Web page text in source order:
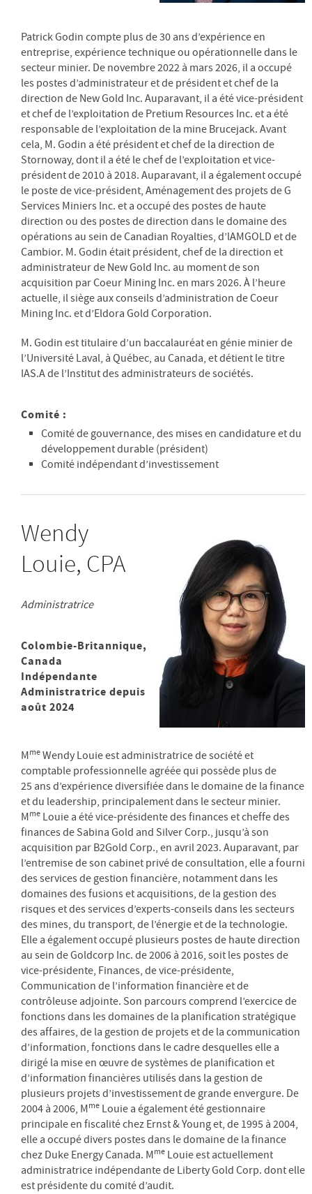
Patrick Godin compte plus de 30 ans d’expérience en
entreprise, expérience technique ou opérationnelle dans le
secteur minier. De novembre 2022 à mars 2026, il a occupé
les postes d’administrateur et de président et chef de la
direction de New Gold Inc. Auparavant, il a été vice-président
et chef de l’exploitation de Pretium Resources Inc. et a été
responsable de l’exploitation de la mine Brucejack. Avant
cela, M. Godin a été président et chef de la direction de
Stornoway, dont il a été le chef de l’exploitation et vice-
président de 2010 à 2018. Auparavant, il a également occupé
le poste de vice-président, Aménagement des projets de G
Services Miniers Inc. et a occupé des postes de haute
direction ou des postes de direction dans le domaine des
opérations au sein de Canadian Royalties, d’lAMGOLD et de
Cambior. M. Godin était président, chef de la direction et
administrateur de New Gold Inc. au moment de son
acquisition par Coeur Mining Inc. en mars 2026. À l’heure
actuelle, il siège aux conseils d’administration de Coeur
Mining Inc. et d’Eldora Gold Corporation.
M. Godin est titulaire d’un baccalauréat en génie minier de
l’Université Laval, à Québec, au Canada, et détient le titre
IAS.A de l’Institut des administrateurs de sociétés.
Comité :
Comité de gouvernance, des mises en candidature et du
développement durable (président)
Comité indépendant d’investissement
Wendy
Louie, CPA
Administratrice
Colombie-Britannique,
Canada
Indépendante
Administratrice depuis
août 2024
Mme Wendy Louie est administratrice de société et
comptable professionnelle agréée qui possède plus de
25 ans d’expérience diversifiée dans le domaine de la finance
et du leadership, principalement dans le secteur minier.
Mme Louie a été vice-présidente des finances et cheffe des
finances de Sabina Gold and Silver Corp., jusqu’à son
acquisition par B2Gold Corp., en avril 2023. Auparavant, par
l’entremise de son cabinet privé de consultation, elle a fourni
des services de gestion financière, notamment dans les
domaines des fusions et acquisitions, de la gestion des
risques et des services d’experts-conseils dans les secteurs
des mines, du transport, de l’énergie et de la technologie.
Elle a également occupé plusieurs postes de haute direction
au sein de Goldcorp Inc. de 2006 à 2016, soit les postes de
vice-présidente, Finances, de vice-présidente,
Communication de l’information financière et de
contrôleuse adjointe. Son parcours comprend l’exercice de
fonctions dans les domaines de la planification stratégique
des affaires, de la gestion de projets et de la communication
d’information, fonctions dans le cadre desquelles elle a
dirigé la mise en œuvre de systèmes de planification et
d’information financières utilisés dans la gestion de
plusieurs projets d’investissement de grande envergure. De
2004 à 2006, Mme Louie a également été gestionnaire
principale en fiscalité chez Ernst & Young et, de 1995 à 2004,
elle a occupé divers postes dans le domaine de la finance
chez Duke Energy Canada. Mme Louie est actuellement
administratrice indépendante de Liberty Gold Corp. dont elle
est présidente du comité d’audit.